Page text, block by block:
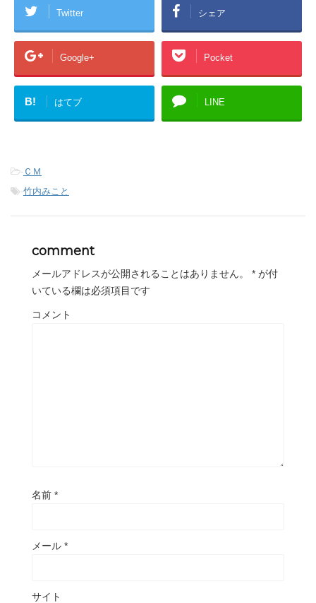
Twitter シェア
Google+ Pocket
B! はてブ LINE
- ＣＭ
-竹内みこと
comment
メールアドレスが公開されることはありません。 * が付
いている欄は必須項目です
コメント
名前 *
メール *
サイト